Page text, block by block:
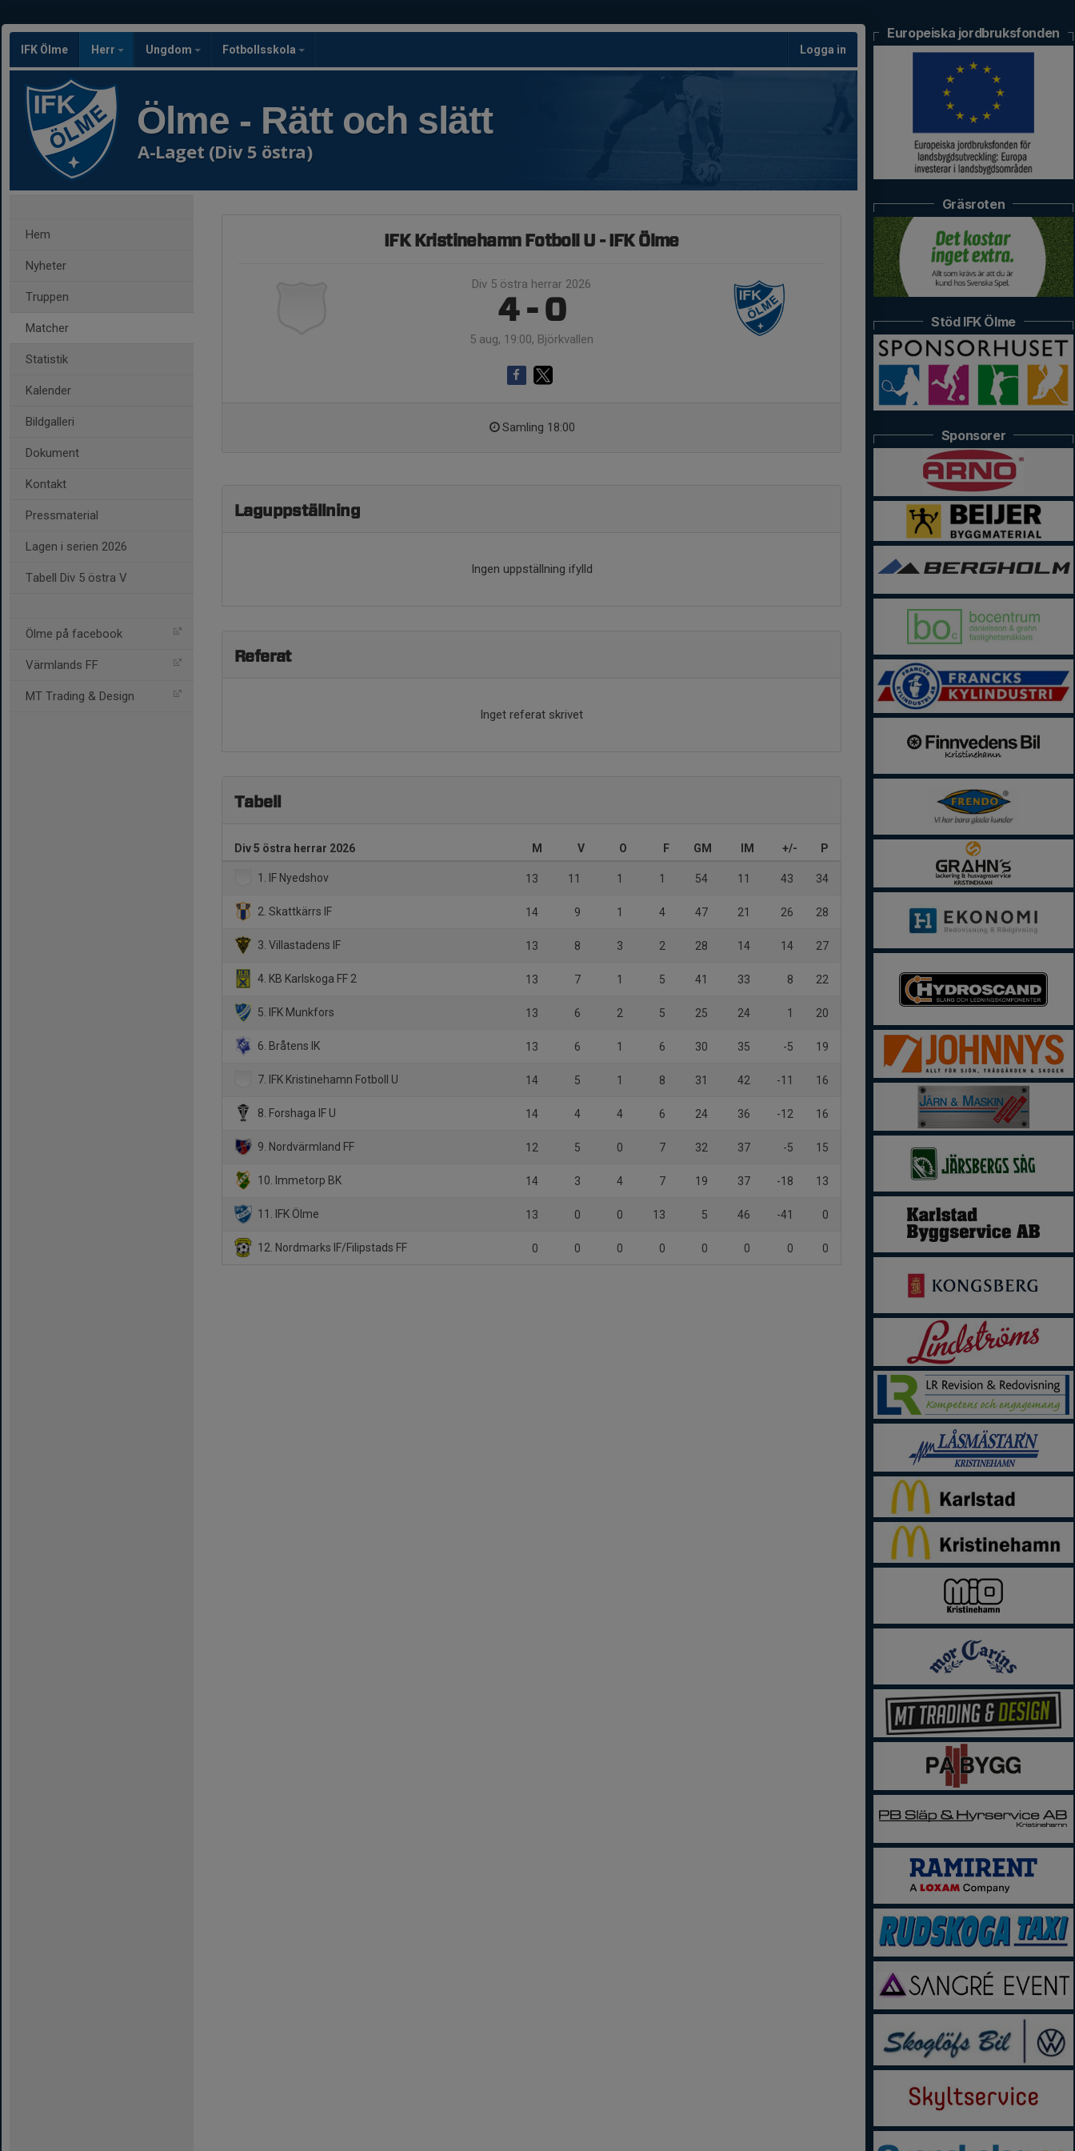
IFK Ölme Herr Ungdom Fotbollsskola Logga in
Ölme - Rätt och slätt
A-Laget (Div 5 östra)
Hem
Nyheter
Truppen
Matcher
Statistik
Kalender
Bildgalleri
Dokument
Kontakt
Pressmaterial
Lagen i serien 2026
Tabell Div 5 östra V
Ölme på facebook
Värmlands FF
MT Trading & Design
IFK Kristinehamn Fotboll U - IFK Ölme
Div 5 östra herrar 2026
4 - 0
5 aug, 19:00, Björkvallen
Samling 18:00
Laguppställning
Ingen uppställning ifylld
Referat
Inget referat skrivet
Tabell
Div 5 östra herrar 2026 M V O F GM IM +/- P
1. IF Nyedshov 13 11 1 1 54 11 43 34
2. Skattkärrs IF 14 9 1 4 47 21 26 28
3. Villastadens IF 13 8 3 2 28 14 14 27
4. KB Karlskoga FF 2 13 7 1 5 41 33 8 22
5. IFK Munkfors 13 6 2 5 25 24 1 20
6. Bråtens IK 13 6 1 6 30 35 -5 19
7. IFK Kristinehamn Fotboll U 14 5 1 8 31 42 -11 16
8. Forshaga IF U 14 4 4 6 24 36 -12 16
9. Nordvärmland FF 12 5 0 7 32 37 -5 15
10. Immetorp BK 14 3 4 7 19 37 -18 13
11. IFK Ölme 13 0 0 13 5 46 -41 0
12. Nordmarks IF/Filipstads FF 0 0 0 0 0 0 0 0
Europeiska jordbruksfonden
Gräsroten
Stöd IFK Ölme
Sponsorer